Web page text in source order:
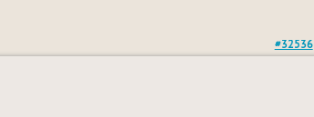
#32536